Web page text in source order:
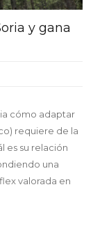
y gana
cómo adaptar
requiere de la
es su relación
una
valorada en